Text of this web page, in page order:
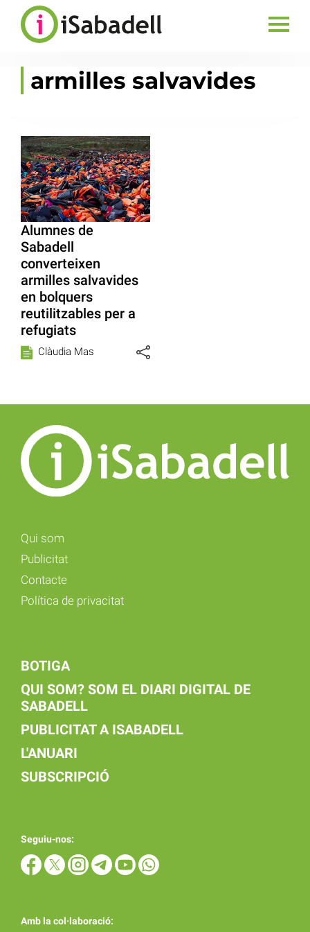
armilles salvavides
Alumnes de
Sabadell
converteixen
armilles salvavides
en bolquers
reutilitzables per a
refugiats
Clàudia Mas
Qui som
Publicitat
Contacte
Política de privacitat
BOTIGA
QUI SOM? SOM EL DIARI DIGITAL DE
SABADELL
PUBLICITAT A ISABADELL
L'ANUARI
SUBSCRIPCIÓ
Seguiu-nos:
Amb la col·laboració: